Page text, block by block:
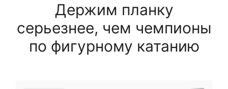
Держим планку
серьезнее, чем чемпионы
по фигурному катанию